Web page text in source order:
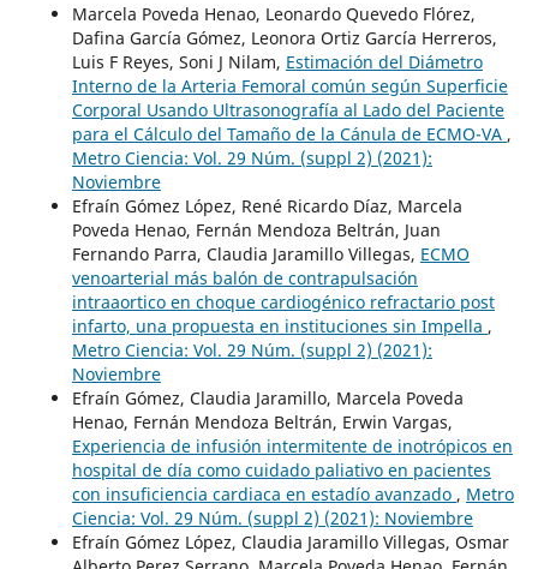
Marcela Poveda Henao, Leonardo Quevedo Flórez,
Dafina García Gómez, Leonora Ortiz García Herreros,
Luis F Reyes, Soni J Nilam, Estimación del Diámetro
Interno de la Arteria Femoral común según Superficie
Corporal Usando Ultrasonografía al Lado del Paciente
para el Cálculo del Tamaño de la Cánula de ECMO-VA ,
Metro Ciencia: Vol. 29 Núm. (suppl 2) (2021):
Noviembre
Efraín Gómez López, René Ricardo Díaz, Marcela
Poveda Henao, Fernán Mendoza Beltrán, Juan
Fernando Parra, Claudia Jaramillo Villegas, ECMO
venoarterial más balón de contrapulsación
intraaortico en choque cardiogénico refractario post
infarto, una propuesta en instituciones sin Impella ,
Metro Ciencia: Vol. 29 Núm. (suppl 2) (2021):
Noviembre
Efraín Gómez, Claudia Jaramillo, Marcela Poveda
Henao, Fernán Mendoza Beltrán, Erwin Vargas,
Experiencia de infusión intermitente de inotrópicos en
hospital de día como cuidado paliativo en pacientes
con insuficiencia cardiaca en estadío avanzado , Metro
Ciencia: Vol. 29 Núm. (suppl 2) (2021): Noviembre
Efraín Gómez López, Claudia Jaramillo Villegas, Osmar